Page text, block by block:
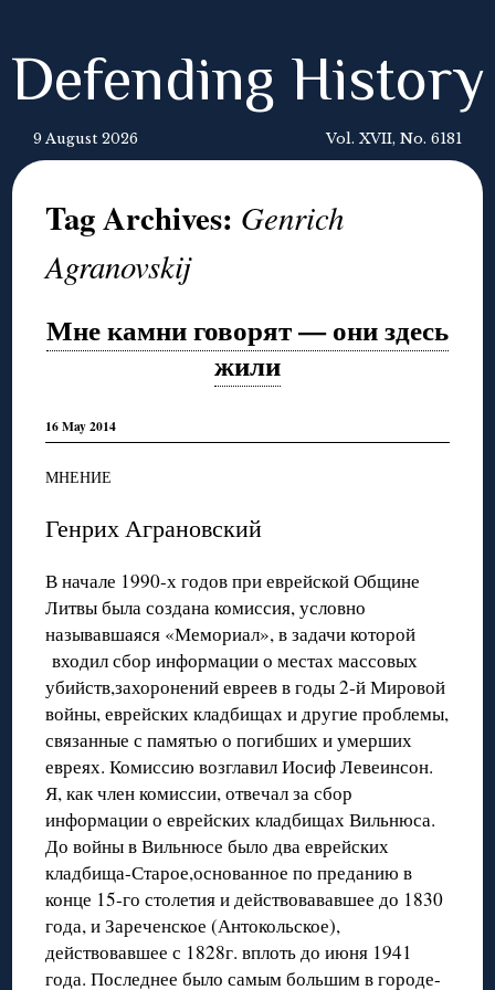
Defending History
9 August 2026 Vol. XVII, No. 6181
Tag Archives: Genrich
Agranovskij
Мне камни говорят — они здесь
жили
16 May 2014
МНЕНИЕ
Генрих Аграновский
В начале 1990-х годов при еврейской Общине
Литвы была создана комиссия, условно
называвшаяся «Мемориал», в задачи которой
входил сбор информации о местах массовых
убийств,захоронений евреев в годы 2-й Мировой
войны, еврейских кладбищах и другие проблемы,
связанные с памятью о погибших и умерших
евреях. Комиссию возглавил Иосиф Левеинсон.
Я, как член комиссии, отвечал за сбор
информации о еврейских кладбищах Вильнюса.
До войны в Вильнюсе было два еврейских
кладбища-Старое,основанное по преданию в
конце 15-го столетия и действовававшее до 1830
года, и Зареченское (Антокольское),
действовавшее с 1828г. вплоть до июня 1941
года. Последнее было самым большим в городе-